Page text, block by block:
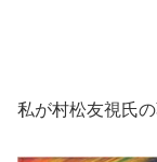
私が村松友視氏